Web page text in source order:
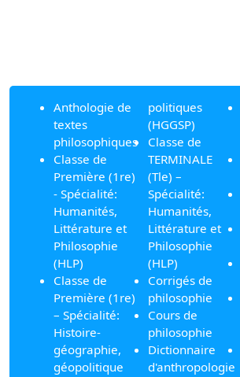
Anthologie de
textes
philosophiques
Classe de
Première (1re)
- Spécialité:
Humanités,
Littérature et
Philosophie
(HLP)
Classe de
Première (1re)
– Spécialité:
Histoire-
géographie,
géopolitique
politiques
(HGGSP)
Classe de
TERMINALE
(Tle) –
Spécialité:
Humanités,
Littérature et
Philosophie
(HLP)
Corrigés de
philosophie
Cours de
philosophie
Dictionnaire
d'anthropologie